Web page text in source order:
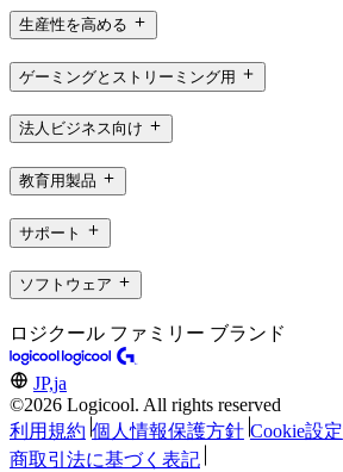
生産性を高める
ゲーミングとストリーミング用
法人ビジネス向け
教育用製品
サポート
ソフトウェア
ロジクール ファミリー ブランド
JP,ja
©2026 Logicool. All rights reserved
利用規約 個人情報保護方針 Cookie設定
商取引法に基づく表記